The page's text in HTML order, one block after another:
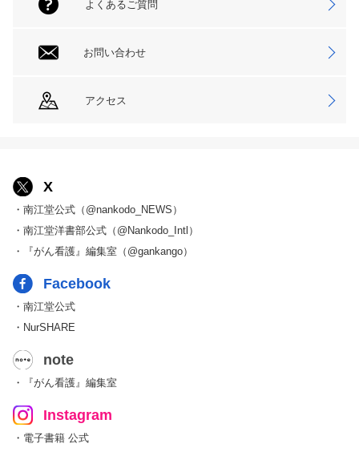
よくあるご質問
お問い合わせ
アクセス
X
・南江堂公式（@nankodo_NEWS）
・南江堂洋書部公式（@Nankodo_Intl）
・『がん看護』編集室（@gankango）
Facebook
・南江堂公式
・NurSHARE
note
・『がん看護』編集室
Instagram
・電子書籍 公式